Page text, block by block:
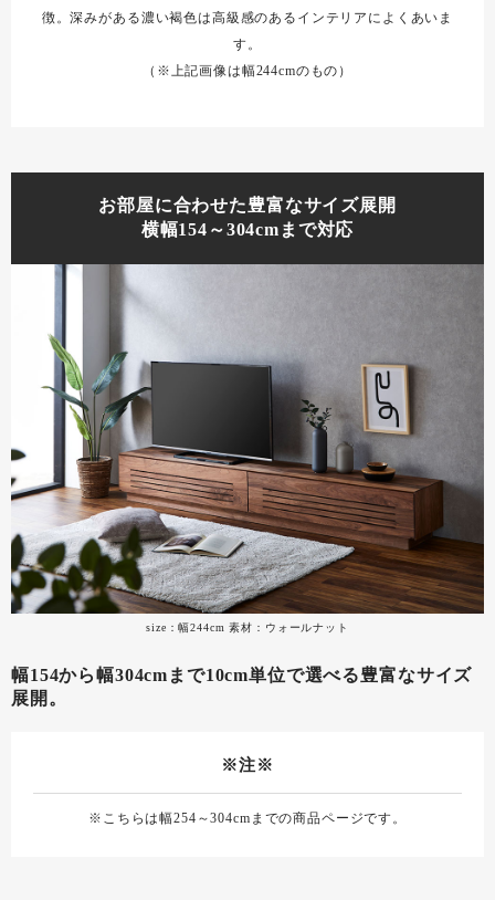
徴。深みがある濃い褐色は高級感のあるインテリアによくあいま
す。
（※上記画像は幅244cmのもの）
お部屋に合わせた豊富なサイズ展開
横幅154～304cmまで対応
size：幅244cm 素材：ウォールナット
幅154から幅304cmまで10cm単位で選べる豊富なサイズ
展開。
※注※
※こちらは幅254～304cmまでの商品ページです。